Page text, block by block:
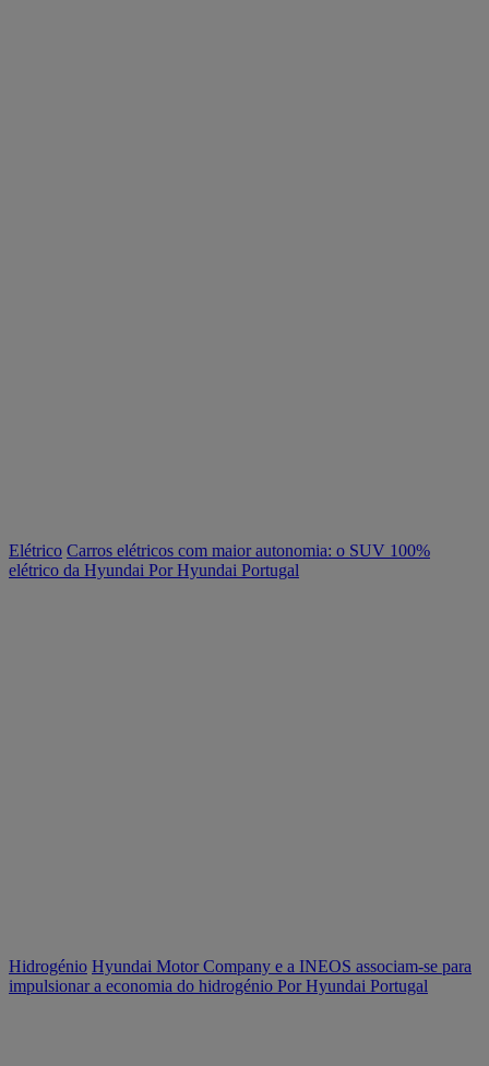
Elétrico Carros elétricos com maior autonomia: o SUV 100%
elétrico da Hyundai Por Hyundai Portugal
Hidrogénio Hyundai Motor Company e a INEOS associam-se para
impulsionar a economia do hidrogénio Por Hyundai Portugal